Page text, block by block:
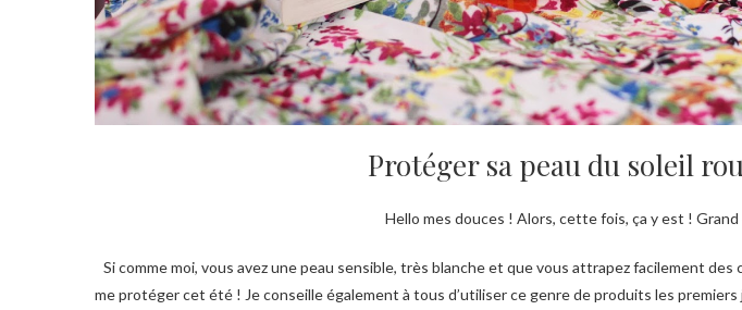
Protéger sa peau du soleil
Hello mes douces ! Alors, cette fois, ça y est !
Si comme moi, vous avez une peau sensible, très blanche et que vous attrapez facilement
me protéger cet été ! Je conseille également à tous d’utiliser ce genre de produits les